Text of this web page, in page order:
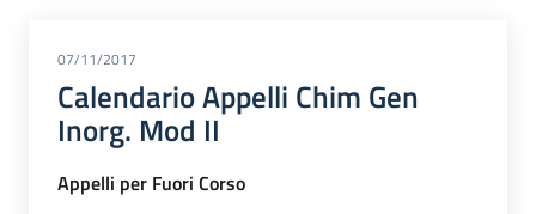
07/11/2017
Calendario Appelli Chim Gen
Inorg. Mod II
Appelli per Fuori Corso